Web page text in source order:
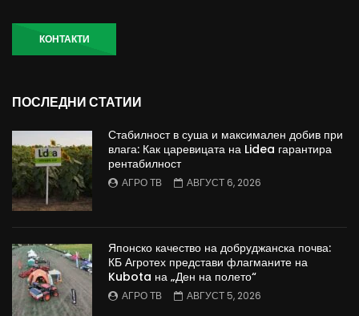
КОНТАКТИ
ПОСЛЕДНИ СТАТИИ
Стабилност в суша и максимален добив при
влага: Как царевицата на Lidea гарантира
рентабилност
АГРО ТВ АВГУСТ 6, 2026
Японско качество на добруджанска почва:
КБ Агротех представи флагманите на
Kubota на „Ден на полето“
АГРО ТВ АВГУСТ 5, 2026